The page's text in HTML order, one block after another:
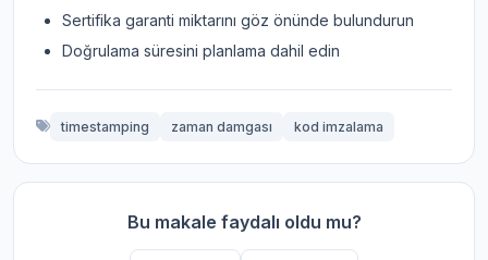
Sertifika garanti miktarını göz önünde bulundurun
Doğrulama süresini planlama dahil edin
timestamping zaman damgası kod imzalama
Bu makale faydalı oldu mu?